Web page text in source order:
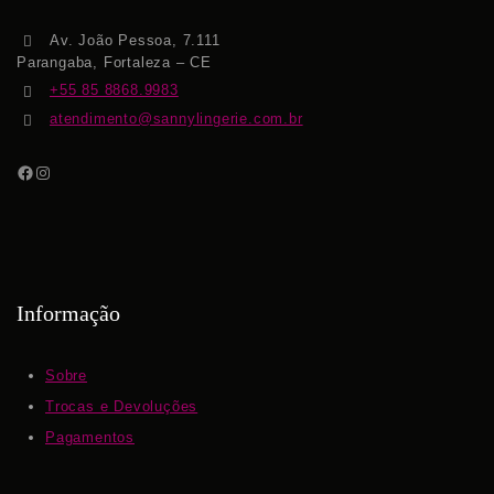
Av. João Pessoa, 7.111
Parangaba, Fortaleza – CE
+55 85 8868.9983
atendimento@sannylingerie.com.br
Informação
Sobre
Trocas e Devoluções
Pagamentos